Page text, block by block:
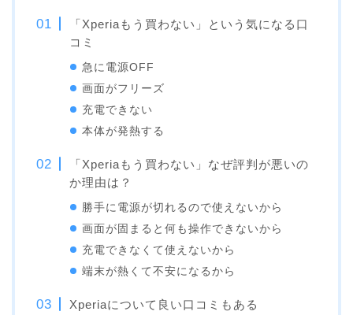
「Xperiaもう買わない」という気になる口
コミ
急に電源OFF
画面がフリーズ
充電できない
本体が発熱する
「Xperiaもう買わない」なぜ評判が悪いの
か理由は？
勝手に電源が切れるので使えないから
画面が固まると何も操作できないから
充電できなくて使えないから
端末が熱くて不安になるから
Xperiaについて良い口コミもある